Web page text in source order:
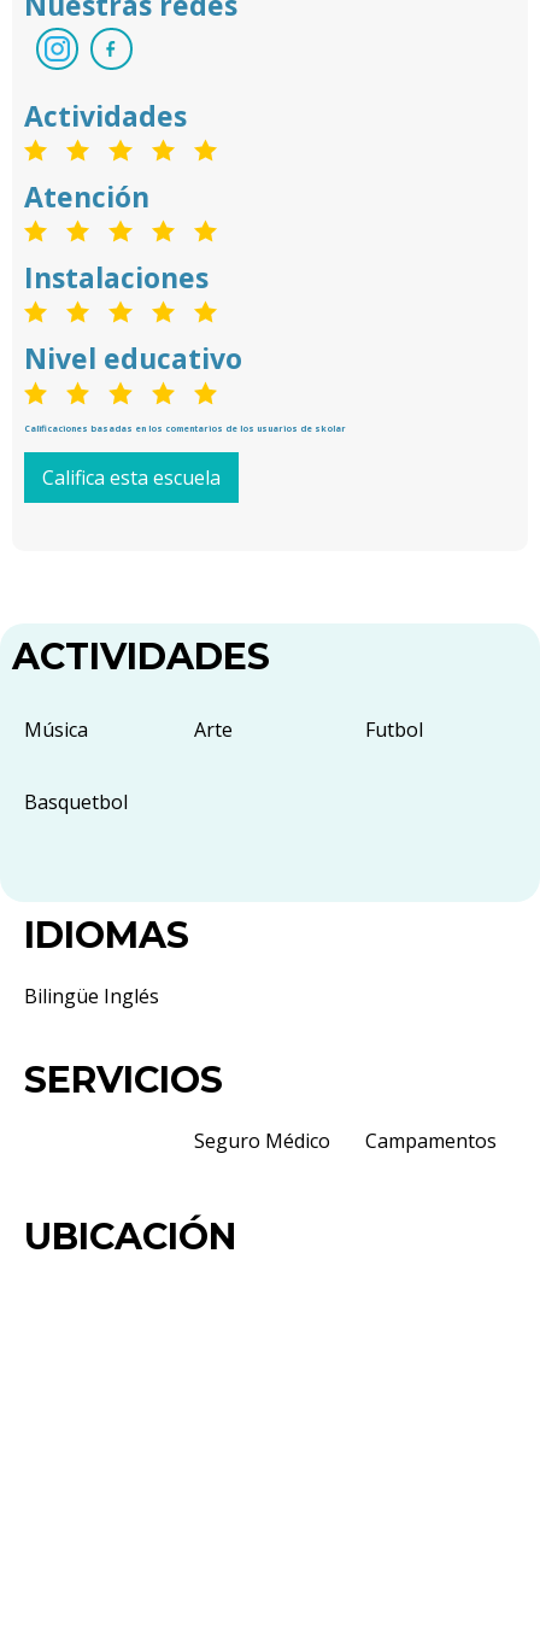
Actividades
Atención
Instalaciones
Nivel educativo
Calificaciones basadas en los comentarios de los usuarios de skolar
Califica esta escuela
ACTIVIDADES
Música Arte Futbol
Basquetbol
IDIOMAS
Bilingüe Inglés
SERVICIOS
Seguro Médico Campamentos
UBICACIÓN